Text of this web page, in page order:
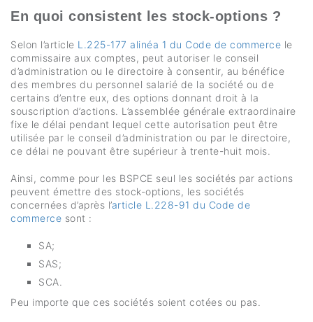
En quoi consistent les stock-options ?
Selon l’article L.225-177 alinéa 1 du Code de commerce le
commissaire aux comptes, peut autoriser le conseil
d’administration ou le directoire à consentir, au bénéfice
des membres du personnel salarié de la société ou de
certains d’entre eux, des options donnant droit à la
souscription d’actions. L’assemblée générale extraordinaire
fixe le délai pendant lequel cette autorisation peut être
utilisée par le conseil d’administration ou par le directoire,
ce délai ne pouvant être supérieur à trente-huit mois.
Ainsi, comme pour les BSPCE seul les sociétés par actions
peuvent émettre des stock-options, les sociétés
concernées d’après l’article L.228-91 du Code de
commerce sont :
SA;
SAS;
SCA.
Peu importe que ces sociétés soient cotées ou pas.